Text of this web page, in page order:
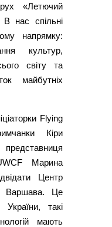
«Летючий
нас спільні
напрямку:
культур,
світу та
майбутніх
Flying
Кіри
Марина
Центр
Варшава. Це
такі
мають